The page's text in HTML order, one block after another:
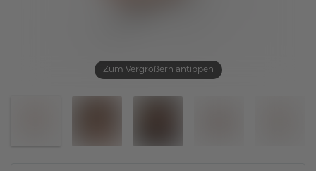
Zum Vergrößern antippen